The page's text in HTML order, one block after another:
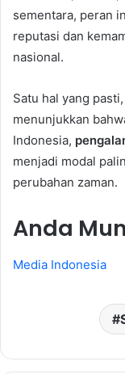
sementara, peran
reputasi dan
nasional.
Satu hal yang
menunjukkan
Indonesia,
menjadi modal
perubahan zaman.
Anda
Media Indonesia